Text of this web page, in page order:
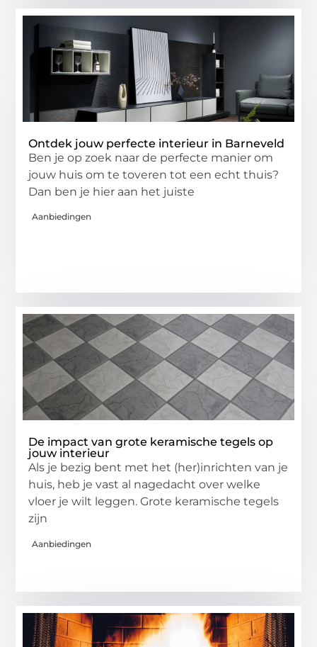
Ontdek jouw perfecte interieur in Barneveld
Ben je op zoek naar de perfecte manier om
jouw huis om te toveren tot een echt thuis?
Dan ben je hier aan het juiste
Aanbiedingen
De impact van grote keramische tegels op
jouw interieur
Als je bezig bent met het (her)inrichten van je
huis, heb je vast al nagedacht over welke
vloer je wilt leggen. Grote keramische tegels
zijn
Aanbiedingen